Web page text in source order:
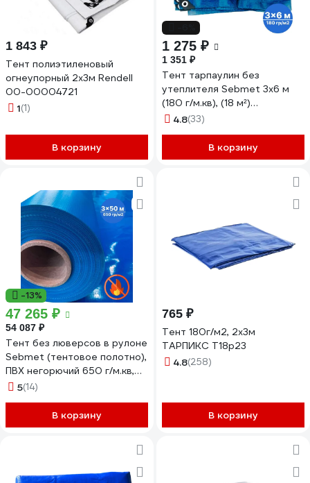
1 843 ₽
Тент полиэтиленовый
огнеупорный 2х3м Rendell
00-00004721
1(1)
В корзину
1 275 ₽
1 351 ₽
Тент тарпаулин без
утеплителя Sebmet 3x6 м
(180 г/м.кв), (18 м²)
TD079018036Т
4.8(33)
В корзину
-13%
47 265 ₽
54 087 ₽
Тент без люверсов в рулоне
Sebmet (тентовое полотно),
ПВХ негорючий 650 г/м.кв,
синий, 3x50м / 150м²
5(14)
В корзину
765 ₽
Тент 180г/м2, 2х3м
ТАРПИКС Т18р23
4.8(258)
В корзину